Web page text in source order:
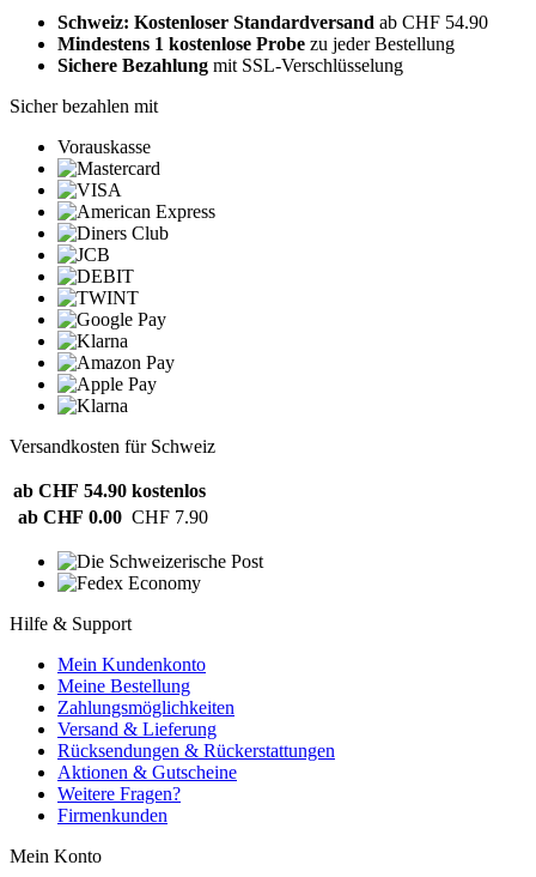
Schweiz: Kostenloser Standardversand ab CHF 54.90
Mindestens 1 kostenlose Probe zu jeder Bestellung
Sichere Bezahlung mit SSL-Verschlüsselung
Sicher bezahlen mit
Vorauskasse
Versandkosten für Schweiz
ab CHF 54.90 kostenlos
ab CHF 0.00 CHF 7.90
Hilfe & Support
Mein Kundenkonto
Meine Bestellung
Zahlungsmöglichkeiten
Versand & Lieferung
Rücksendungen & Rückerstattungen
Aktionen & Gutscheine
Weitere Fragen?
Firmenkunden
Mein Konto